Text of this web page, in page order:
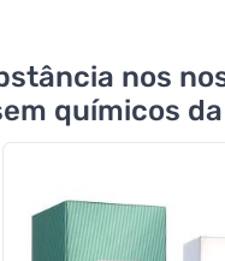
nos
químicos